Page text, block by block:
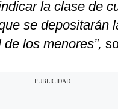
la clase de
se depositarán
los menores”,